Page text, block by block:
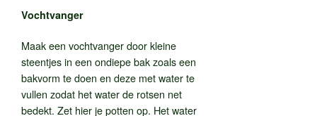
Vochtvanger
Maak een vochtvanger door kleine
steentjes in een ondiepe bak zoals een
bakvorm te doen en deze met water te
vullen zodat het water de rotsen net
bedekt. Zet hier je potten op. Het water